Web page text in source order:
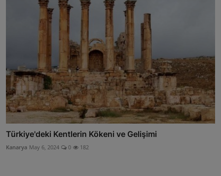
Türkiye'deki Kentlerin Kökeni ve Gelişimi
Kanarya May 6, 2024 0 182